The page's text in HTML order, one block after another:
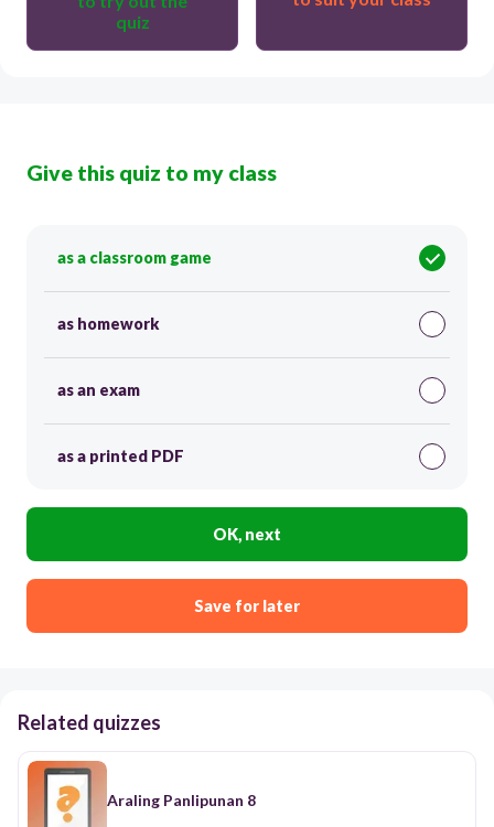
quiz
Give this quiz to my class
as a classroom game
as homework
as an exam
as a printed PDF
OK, next
Save for later
Related quizzes
Araling Panlipunan 8